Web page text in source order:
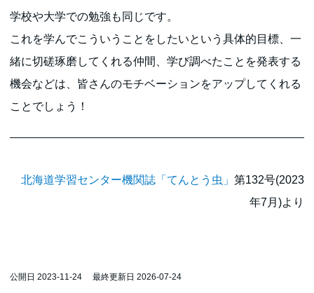
学校や大学での勉強も同じです。
これを学んでこういうことをしたいという具体的目標、一
緒に切磋琢磨してくれる仲間、学び調べたことを発表する
機会などは、皆さんのモチベーションをアップしてくれる
ことでしょう！
北海道学習センター機関誌「てんとう虫」 第132号(2023
年7月)より
公開日 2023-11-24 最終更新日 2026-07-24